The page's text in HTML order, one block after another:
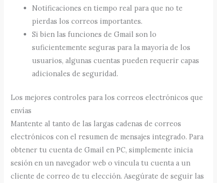
Notificaciones en tiempo real para que no te
pierdas los correos importantes.
Si bien las funciones de Gmail son lo
suficientemente seguras para la mayoría de los
usuarios, algunas cuentas pueden requerir capas
adicionales de seguridad.
Los mejores controles para los correos electrónicos que
envías
Mantente al tanto de las largas cadenas de correos
electrónicos con el resumen de mensajes integrado. Para
obtener tu cuenta de Gmail en PC, simplemente inicia
sesión en un navegador web o vincula tu cuenta a un
cliente de correo de tu elección. Asegúrate de seguir las